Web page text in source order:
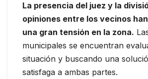
La presencia del juez y la
opiniones entre los vecinos
una gran tensión en la zona.
municipales se encuentran
situación y buscando una
satisfaga a ambas partes.